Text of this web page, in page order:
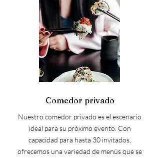
Comedor privado
Nuestro comedor privado es el escenario
ideal para su próximo evento. Con
capacidad para hasta 30 invitados,
ofrecemos una variedad de menús que se